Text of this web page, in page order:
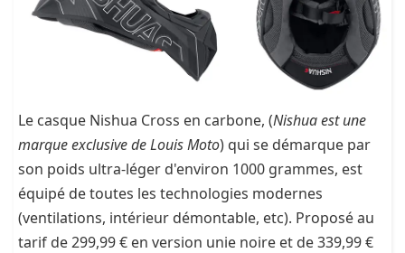
Le casque Nishua Cross en carbone, (Nishua est une
marque exclusive de Louis Moto) qui se démarque par
son poids ultra-léger d'environ 1000 grammes, est
équipé de toutes les technologies modernes
(ventilations, intérieur démontable, etc). Proposé au
tarif de 299,99 € en version unie noire et de 339,99 €